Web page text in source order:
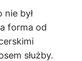
był
forma od
służby.